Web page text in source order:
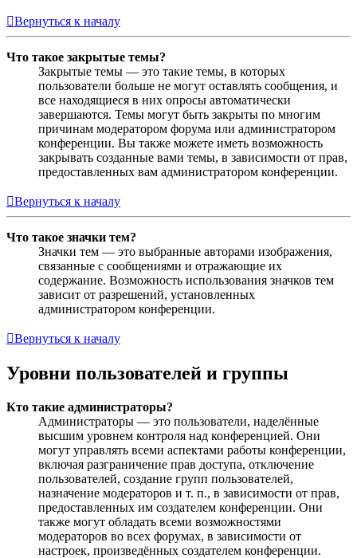
Вернуться к началу
Что такое закрытые темы?
Закрытые темы — это такие темы, в которых
пользователи больше не могут оставлять сообщения, и
все находящиеся в них опросы автоматически
завершаются. Темы могут быть закрыты по многим
причинам модератором форума или администратором
конференции. Вы также можете иметь возможность
закрывать созданные вами темы, в зависимости от прав,
предоставленных вам администратором конференции.
Вернуться к началу
Что такое значки тем?
Значки тем — это выбранные авторами изображения,
связанные с сообщениями и отражающие их
содержание. Возможность использования значков тем
зависит от разрешений, установленных
администратором конференции.
Вернуться к началу
Уровни пользователей и группы
Кто такие администраторы?
Администраторы — это пользователи, наделённые
высшим уровнем контроля над конференцией. Они
могут управлять всеми аспектами работы конференции,
включая разграничение прав доступа, отключение
пользователей, создание групп пользователей,
назначение модераторов и т. п., в зависимости от прав,
предоставленных им создателем конференции. Они
также могут обладать всеми возможностями
модераторов во всех форумах, в зависимости от
настроек, произведённых создателем конференции.